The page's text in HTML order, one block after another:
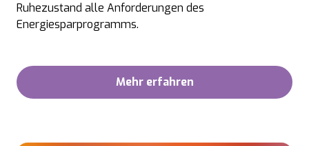
Ruhezustand alle Anforderungen des
Energiesparprogramms.
Mehr erfahren